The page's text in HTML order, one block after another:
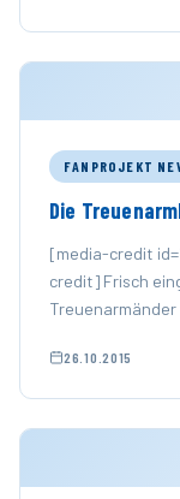
FANPROJEKT
Die
[media-credit
credit] Frisch
Treuenarmänder
26.10.2015